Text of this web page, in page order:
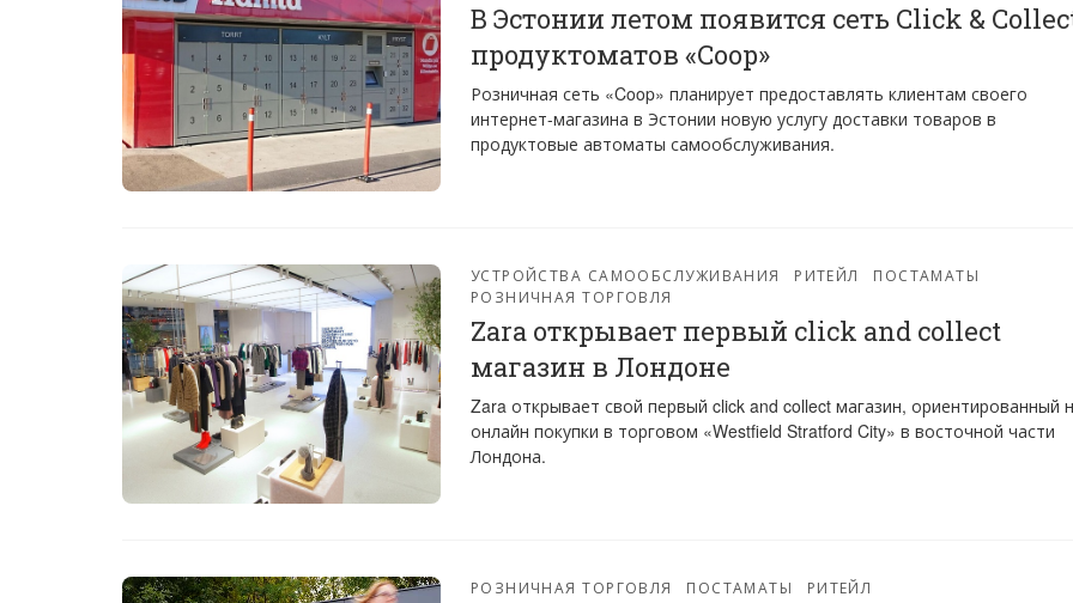
В Эстонии летом появится сеть Click &
продуктоматов «Coop»
Розничная сеть «Coop» планирует предоставлять клиентам своего
интернет-магазина в Эстонии новую услугу доставки товаров в
продуктовые автоматы самообслуживания.
УСТРОЙСТВА САМООБСЛУЖИВАНИЯ РИТЕЙЛ
ПОСТАМАТЫ
РОЗНИЧНАЯ ТОРГОВЛЯ
Zara открывает первый click and collect
магазин в Лондоне
Zara открывает свой первый click and collect магазин, ориентированный
онлайн покупки в торговом «Westfield Stratford City» в восточной части
Лондона.
РОЗНИЧНАЯ ТОРГОВЛЯ ПОСТАМАТЫ РИТЕЙЛ